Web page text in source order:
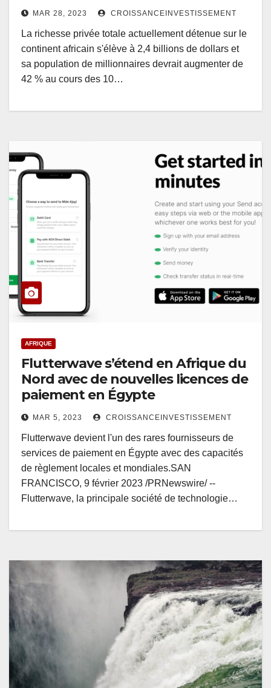
MAR 28, 2023 CROISSANCEINVESTISSEMENT
La richesse privée totale actuellement détenue sur le
continent africain s'élève à 2,4 billions de dollars et
sa population de millionnaires devrait augmenter de
42 % au cours des 10…
AFRIQUE
Flutterwave s’étend en Afrique du
Nord avec de nouvelles licences de
paiement en Égypte
MAR 5, 2023 CROISSANCEINVESTISSEMENT
Flutterwave devient l'un des rares fournisseurs de
services de paiement en Égypte avec des capacités
de règlement locales et mondiales.SAN
FRANCISCO, 9 février 2023 /PRNewswire/ --
Flutterwave, la principale société de technologie…